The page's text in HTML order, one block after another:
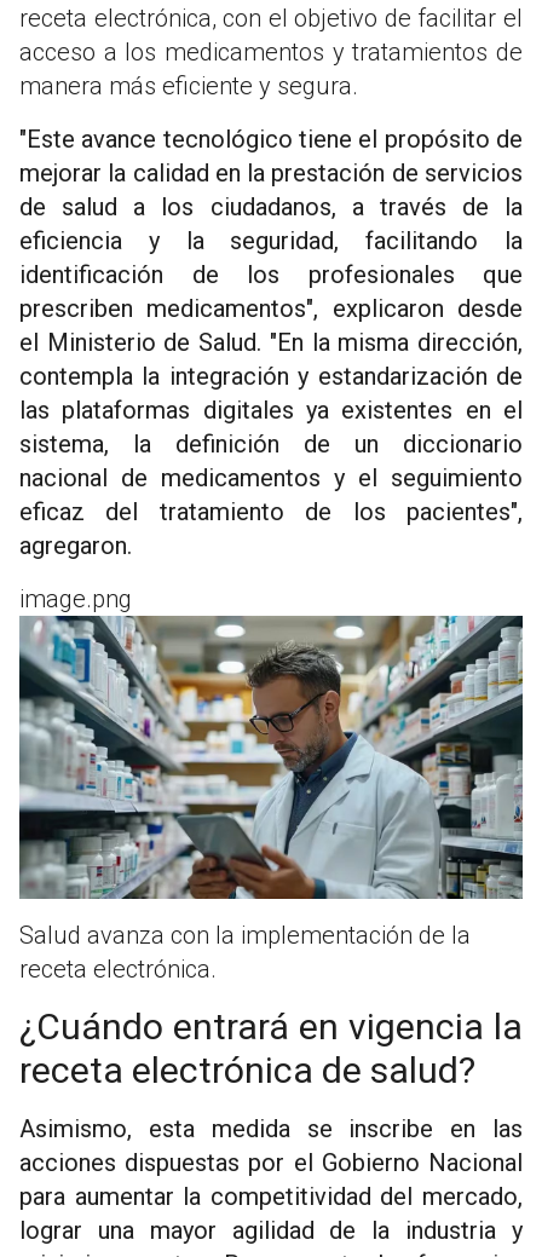
receta electrónica, con el objetivo de facilitar el
acceso a los medicamentos y tratamientos de
manera más eficiente y segura.
"Este avance tecnológico tiene el propósito de
mejorar la calidad en la prestación de servicios
de salud a los ciudadanos, a través de la
eficiencia y la seguridad, facilitando la
identificación de los profesionales que
prescriben medicamentos", explicaron desde
el Ministerio de Salud. "En la misma dirección,
contempla la integración y estandarización de
las plataformas digitales ya existentes en el
sistema, la definición de un diccionario
nacional de medicamentos y el seguimiento
eficaz del tratamiento de los pacientes",
agregaron.
image.png
Salud avanza con la implementación de la
receta electrónica.
¿Cuándo entrará en vigencia la
receta electrónica de salud?
Asimismo, esta medida se inscribe en las
acciones dispuestas por el Gobierno Nacional
para aumentar la competitividad del mercado,
lograr una mayor agilidad de la industria y